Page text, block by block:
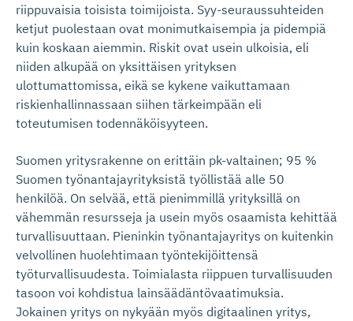
riippuvaisia toisista toimijoista. Syy-seuraussuhteiden
ketjut puolestaan ovat monimutkaisempia ja pidempiä
kuin koskaan aiemmin. Riskit ovat usein ulkoisia, eli
niiden alkupää on yksittäisen yrityksen
ulottumattomissa, eikä se kykene vaikuttamaan
riskienhallinnassaan siihen tärkeimpään eli
toteutumisen todennäköisyyteen.
Suomen yritysrakenne on erittäin pk-valtainen; 95 %
Suomen työnantajayrityksistä työllistää alle 50
henkilöä. On selvää, että pienimmillä yrityksillä on
vähemmän resursseja ja usein myös osaamista kehittää
turvallisuuttaan. Pieninkin työnantajayritys on kuitenkin
velvollinen huolehtimaan työntekijöittensä
työturvallisuudesta. Toimialasta riippuen turvallisuuden
tasoon voi kohdistua lainsäädäntövaatimuksia.
Jokainen yritys on nykyään myös digitaalinen yritys,